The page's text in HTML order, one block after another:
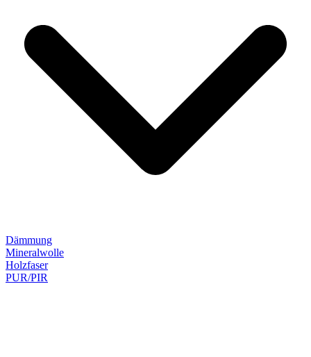
Dämmung
Mineralwolle
Holzfaser
PUR/PIR